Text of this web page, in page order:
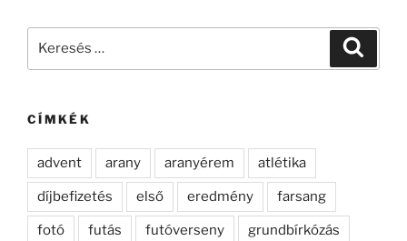
CÍMKÉK
advent arany aranyérem atlétika
díjbefizetés első eredmény farsang
fotó futás futóverseny grundbírkózás